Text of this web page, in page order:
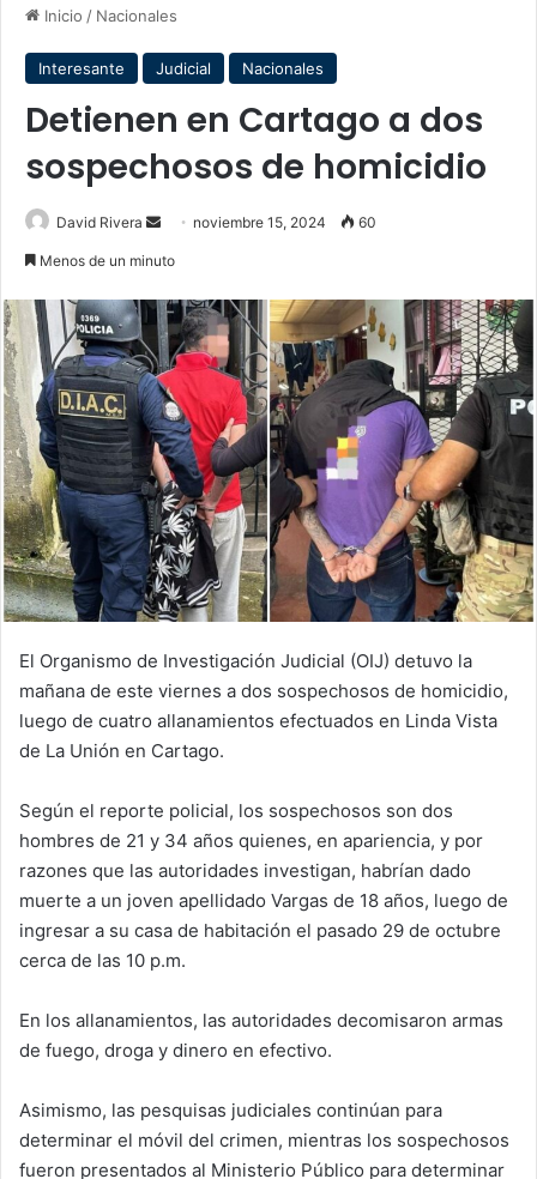
Inicio / Nacionales
Interesante Judicial Nacionales
Detienen en Cartago a dos
sospechosos de homicidio
David Rivera
Send noviembre 15, 2024 60
Menos de un minuto
El Organismo de Investigación Judicial (OIJ) detuvo la
mañana de este viernes a dos sospechosos de homicidio,
luego de cuatro allanamientos efectuados en Linda Vista
de La Unión en Cartago.
Según el reporte policial, los sospechosos son dos
hombres de 21 y 34 años quienes, en apariencia, y por
razones que las autoridades investigan, habrían dado
muerte a un joven apellidado Vargas de 18 años, luego de
ingresar a su casa de habitación el pasado 29 de octubre
cerca de las 10 p.m.
En los allanamientos, las autoridades decomisaron armas
de fuego, droga y dinero en efectivo.
Asimismo, las pesquisas judiciales continúan para
determinar el móvil del crimen, mientras los sospechosos
fueron presentados al Ministerio Público para determinar